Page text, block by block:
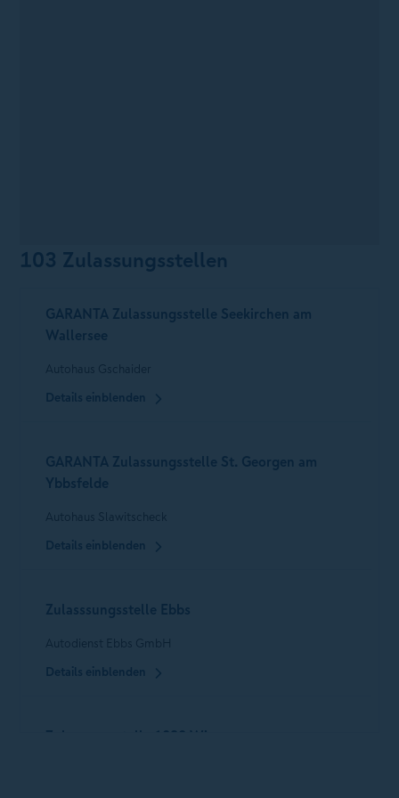
103 Zulassungsstellen
GARANTA Zulassungsstelle Seekirchen am
Wallersee
Autohaus Gschaider
Details einblenden
GARANTA Zulassungsstelle St. Georgen am
Ybbsfelde
Autohaus Slawitscheck
Details einblenden
Zulasssungsstelle Ebbs
Autodienst Ebbs GmbH
Details einblenden
Zulassungsstelle 1030 Wien